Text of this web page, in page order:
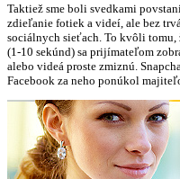
Taktiež sme boli svedkami
zdieľanie fotiek a videí, ale bez
sociálnych sieťach. To kvôli
(1-10 sekúnd) sa prijímateľom
alebo videá proste zmiznú.
Facebook za neho ponúkol